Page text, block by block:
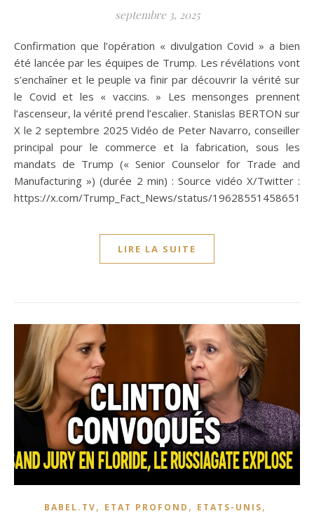
septembre 3, 2025
Confirmation que l’opération « divulgation Covid » a bien
été lancée par les équipes de Trump. Les révélations vont
s’enchaîner et le peuple va finir par découvrir la vérité sur
le Covid et les « vaccins. » Les mensonges prennent
l’ascenseur, la vérité prend l’escalier. Stanislas BERTON sur
X le 2 septembre 2025 Vidéo de Peter Navarro, conseiller
principal pour le commerce et la fabrication, sous les
mandats de Trump (« Senior Counselor for Trade and
Manufacturing ») (durée 2 min) : Source vidéo X/Twitter :
https://x.com/Trump_Fact_News/status/
LIRE LA SUITE
BABEL.TV, ETAT PROFOND , ETATS-UNIS,